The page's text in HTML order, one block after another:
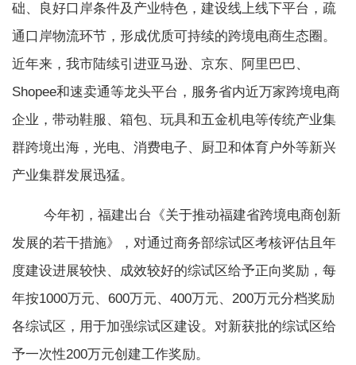
础、良好口岸条件及产业特色，建设线上线下平台，疏
通口岸物流环节，形成优质可持续的跨境电商生态圈。
近年来，我市陆续引进亚马逊、京东、阿里巴巴、
Shopee和速卖通等龙头平台，服务省内近万家跨境电商
企业，带动鞋服、箱包、玩具和五金机电等传统产业集
群跨境出海，光电、消费电子、厨卫和体育户外等新兴
产业集群发展迅猛。
今年初，福建出台《关于推动福建省跨境电商创新
发展的若干措施》，对通过商务部综试区考核评估且年
度建设进展较快、成效较好的综试区给予正向奖励，每
年按1000万元、600万元、400万元、200万元分档奖励
各综试区，用于加强综试区建设。对新获批的综试区给
予一次性200万元创建工作奖励。